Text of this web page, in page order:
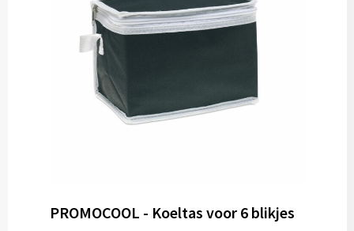
PROMOCOOL - Koeltas voor 6 blikjes